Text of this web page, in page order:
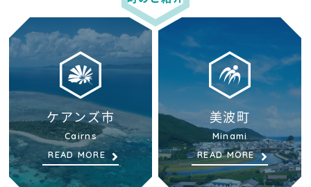
ケアンズ市
Cairns
READ MORE
美波町
Minami
READ MORE